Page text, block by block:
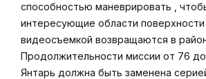
способностью маневрировать ,
интересующие области поверхности
видеосъемкой возвращаются в
Продолжительности миссии от 76
Янтарь должна быть заменена